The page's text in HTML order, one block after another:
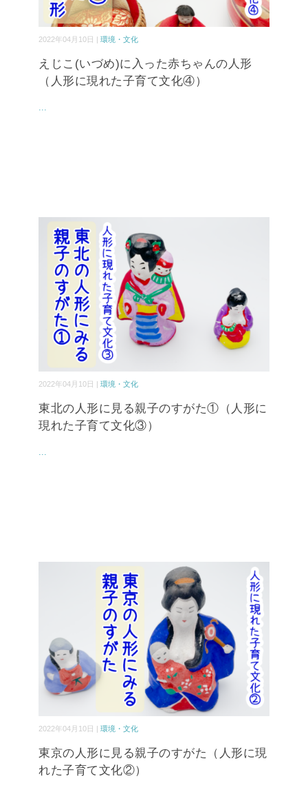
2022年04月10日 | 環境・文化
えじこ(いづめ)に入った赤ちゃんの人形
（人形に現れた子育て文化④）
2022年04月10日 | 環境・文化
東北の人形に見る親子のすがた①（人形に
現れた子育て文化③）
2022年04月10日 | 環境・文化
東京の人形に見る親子のすがた（人形に現
れた子育て文化②）